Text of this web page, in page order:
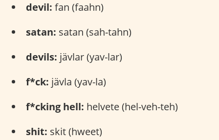
devil: fan (faahn)
satan: satan (sah-tahn)
devils: jävlar (yav-lar)
f*ck: jävla (yav-la)
f*cking hell: helvete (hel-veh-teh)
shit: skit (hweet)